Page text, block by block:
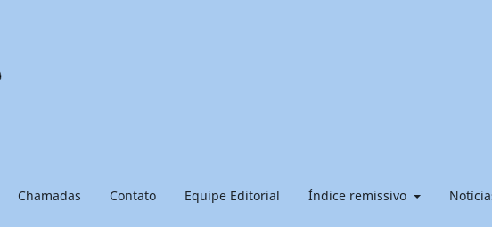
Chamadas Contato Equipe Editorial Índice remissivo